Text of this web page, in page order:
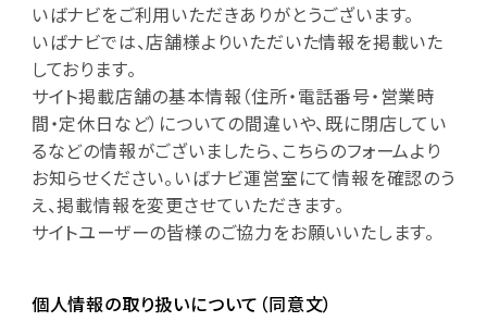
いばナビをご利用いただきありがとうございます。
いばナビでは、店舗様よりいただいた情報を掲載いた
しております。
サイト掲載店舗の基本情報（住所・電話番号・営業時
間・定休日など）についての間違いや、既に閉店してい
るなどの情報がございましたら、こちらのフォームより
お知らせください。いばナビ運営室にて情報を確認のう
え、掲載情報を変更させていただきます。
サイトユーザーの皆様のご協力をお願いいたします。
個人情報の取り扱いについて（同意文）